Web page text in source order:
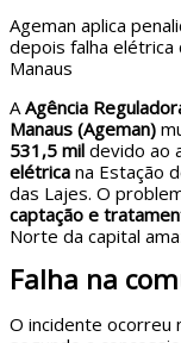
Ageman aplica
depois falha
Manaus
AAgência
Manaus (Ageman)
531,5 mil devido ao
elétrica na Estação
das Lajes. O
captação e
Norte da capital
Falha na
O incidente ocorreu